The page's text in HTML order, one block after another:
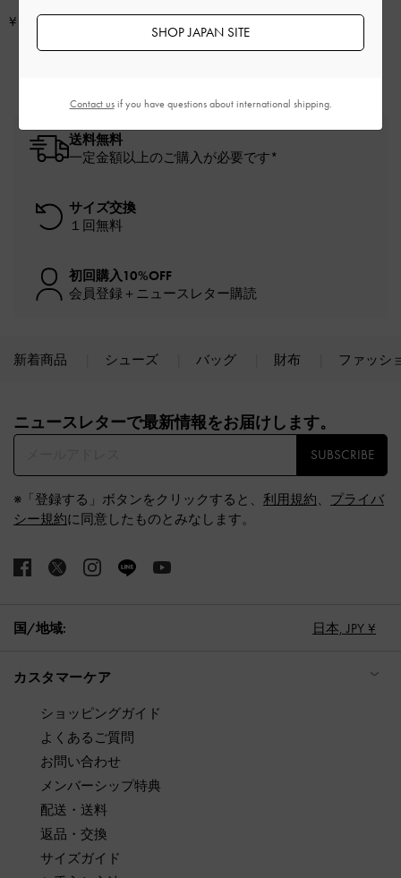
¥ 8,500
送料無料
一定金額以上のご購入が必要です*
サイズ交換
１回無料
初回購入10%OFF
会員登録＋ニュースレター購読
新着商品 シューズ バッグ 財布 ファッシ
ニュースレターで最新情報をお届けします。​
SUBSCRIBE
※「登録する」ボタンをクリックすると、 利用規約、 プライバ
シー規約に同意したものとみなします。
国/地域: 日本, JPY ¥
カスタマーケア
ショッピングガイド
よくあるご質問
お問い合わせ
メンバーシップ特典
配送・送料
返品・交換
サイズガイド
SHOP JAPAN SITE
Contact usif you have questions about international shipping.